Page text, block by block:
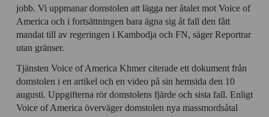
jobb. Vi uppmanar domstolen att lägga ner åtalet mot Voice of
America och i fortsättningen bara ägna sig åt fall den fått
mandat till av regeringen i Kambodja och FN, säger Reportrar
utan gränser.
Tjänsten Voice of America Khmer citerade ett dokument från
domstolen i en artikel och en video på sin hemsida den 10
augusti. Uppgifterna rör domstolens fjärde och sista fall. Enligt
Voice of America överväger domstolen nya massmordsåtal